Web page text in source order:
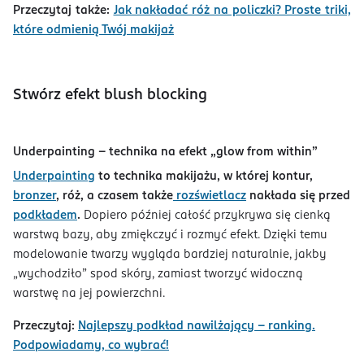
Przeczytaj także: Jak nakładać róż na policzki? Proste triki,
które odmienią Twój makijaż
Stwórz efekt blush blocking
Underpainting - technika na efekt „glow from within”
Underpainting to technika makijażu, w której kontur,
bronzer, róż, a czasem także rozświetlacz nakłada się przed
podkładem. Dopiero później całość przykrywa się cienką
warstwą bazy, aby zmiękczyć i rozmyć efekt. Dzięki temu
modelowanie twarzy wygląda bardziej naturalnie, jakby
„wychodziło” spod skóry, zamiast tworzyć widoczną
warstwę na jej powierzchni.
Przeczytaj: Najlepszy podkład nawilżający – ranking.
Podpowiadamy, co wybrać!